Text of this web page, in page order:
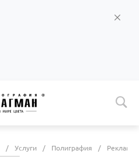
/ Услуги / Полиграфия /